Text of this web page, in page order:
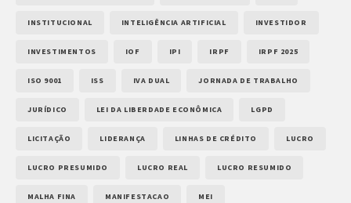
INSTITUCIONAL INTELIGÊNCIA ARTIFICIAL INVESTIDOR
INVESTIMENTOS IOF IPI IRPF IRPF 2025
ISO 9001 ISS IVA DUAL JORNADA DE TRABALHO
JURÍDICO LEI DA LIBERDADE ECONÔMICA LGPD
LICITAÇÃO LIDERANÇA LINHAS DE CRÉDITO LUCRO
LUCRO PRESUMIDO LUCRO REAL LUCRO RESUMIDO
MALHA FINA MANIFESTACAO MEI